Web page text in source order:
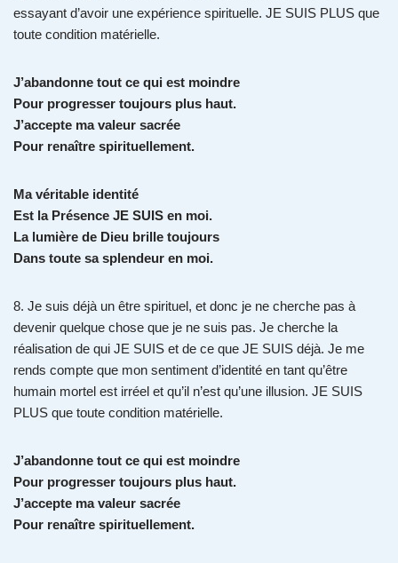
essayant d’avoir une expérience spirituelle. JE SUIS PLUS que
toute condition matérielle.
J’abandonne tout ce qui est moindre
Pour progresser toujours plus haut.
J’accepte ma valeur sacrée
Pour renaître spirituellement.
Ma véritable identité
Est la Présence JE SUIS en moi.
La lumière de Dieu brille toujours
Dans toute sa splendeur en moi.
8. Je suis déjà un être spirituel, et donc je ne cherche pas à
devenir quelque chose que je ne suis pas. Je cherche la
réalisation de qui JE SUIS et de ce que JE SUIS déjà. Je me
rends compte que mon sentiment d’identité en tant qu’être
humain mortel est irréel et qu’il n’est qu’une illusion. JE SUIS
PLUS que toute condition matérielle.
J’abandonne tout ce qui est moindre
Pour progresser toujours plus haut.
J’accepte ma valeur sacrée
Pour renaître spirituellement.